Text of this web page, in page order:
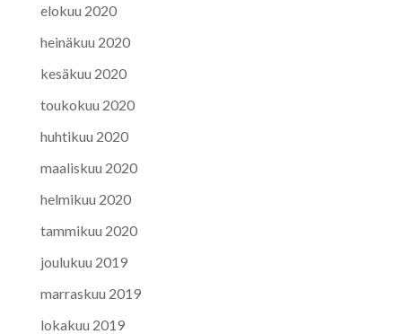
elokuu 2020
heinäkuu 2020
kesäkuu 2020
toukokuu 2020
huhtikuu 2020
maaliskuu 2020
helmikuu 2020
tammikuu 2020
joulukuu 2019
marraskuu 2019
lokakuu 2019